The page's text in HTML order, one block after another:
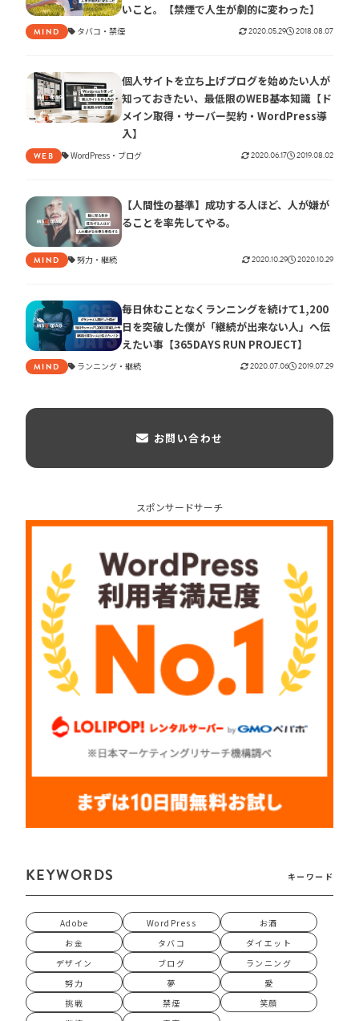
いこと。【禁煙で人生が劇的に変わった】
MIND タバコ 禁煙 2020.05.29 2018.08.07
個人サイトを立ち上げブログを始めたい人が
知っておきたい、最低限のWEB基本知識【ド
メイン取得・サーバー契約・WordPress導
入】
WEB WordPress ブログ 2020.06.17 2019.08.02
【人間性の基準】成功する人ほど、人が嫌が
ることを率先してやる。
MIND 努力 継続 2020.10.29 2020.10.29
毎日休むことなくランニングを続けて1,200
日を突破した僕が「継続が出来ない人」へ伝
えたい事【365DAYS RUN PROJECT】
MIND ランニング 継続 2020.07.06 2019.07.29
お問い合わせ
スポンサードサーチ
KEYWORDS キーワード
Adobe WordPress
お酒
お金
タバコ
ダイエット
デザイン
ブログ
ランニング
努力
夢
愛
挑戦
禁煙
笑顔